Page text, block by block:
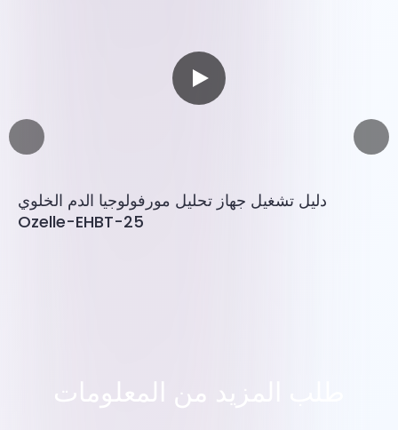
دليل تشغيل جهاز تحليل مورفولوجيا الدم الخلوي
Ozelle-EHBT-25
طلب المزيد من المعلومات